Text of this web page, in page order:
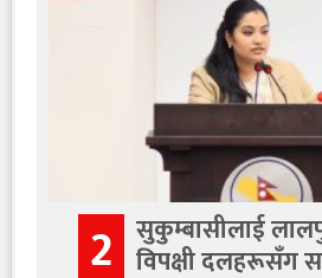
2 सुकुम्बासीलाई
विपक्षी दलहरूसँग